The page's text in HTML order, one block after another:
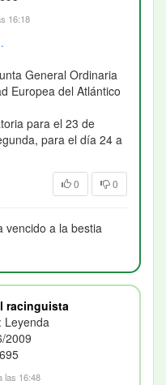
16:18
General Ordinaria
Europea del Atlántico
para el 23 de
para el día 24 a
0 0
vencido a la bestia
racinguista
: Leyenda
2009
las 16:48